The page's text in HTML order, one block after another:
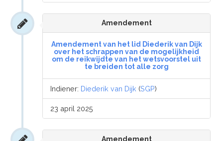
Amendement
Amendement van het lid Diederik van Dijk
over het schrappen van de mogelijkheid
om de reikwijdte van het wetsvoorstel uit
te breiden tot alle zorg
Indiener: Diederik van Dijk (SGP)
23 april 2025
Amendement